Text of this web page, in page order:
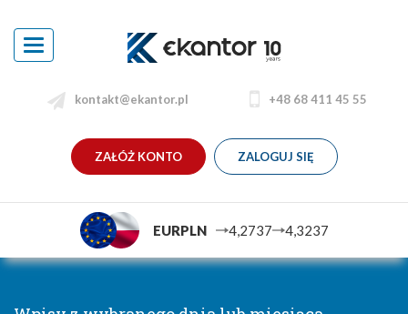
Toggle
navigation
kontakt@ekantor.pl +48 68 411 45 55
ZAŁÓŻ KONTO ZALOGUJ SIĘ
EURPLN 4,2737 4,3237